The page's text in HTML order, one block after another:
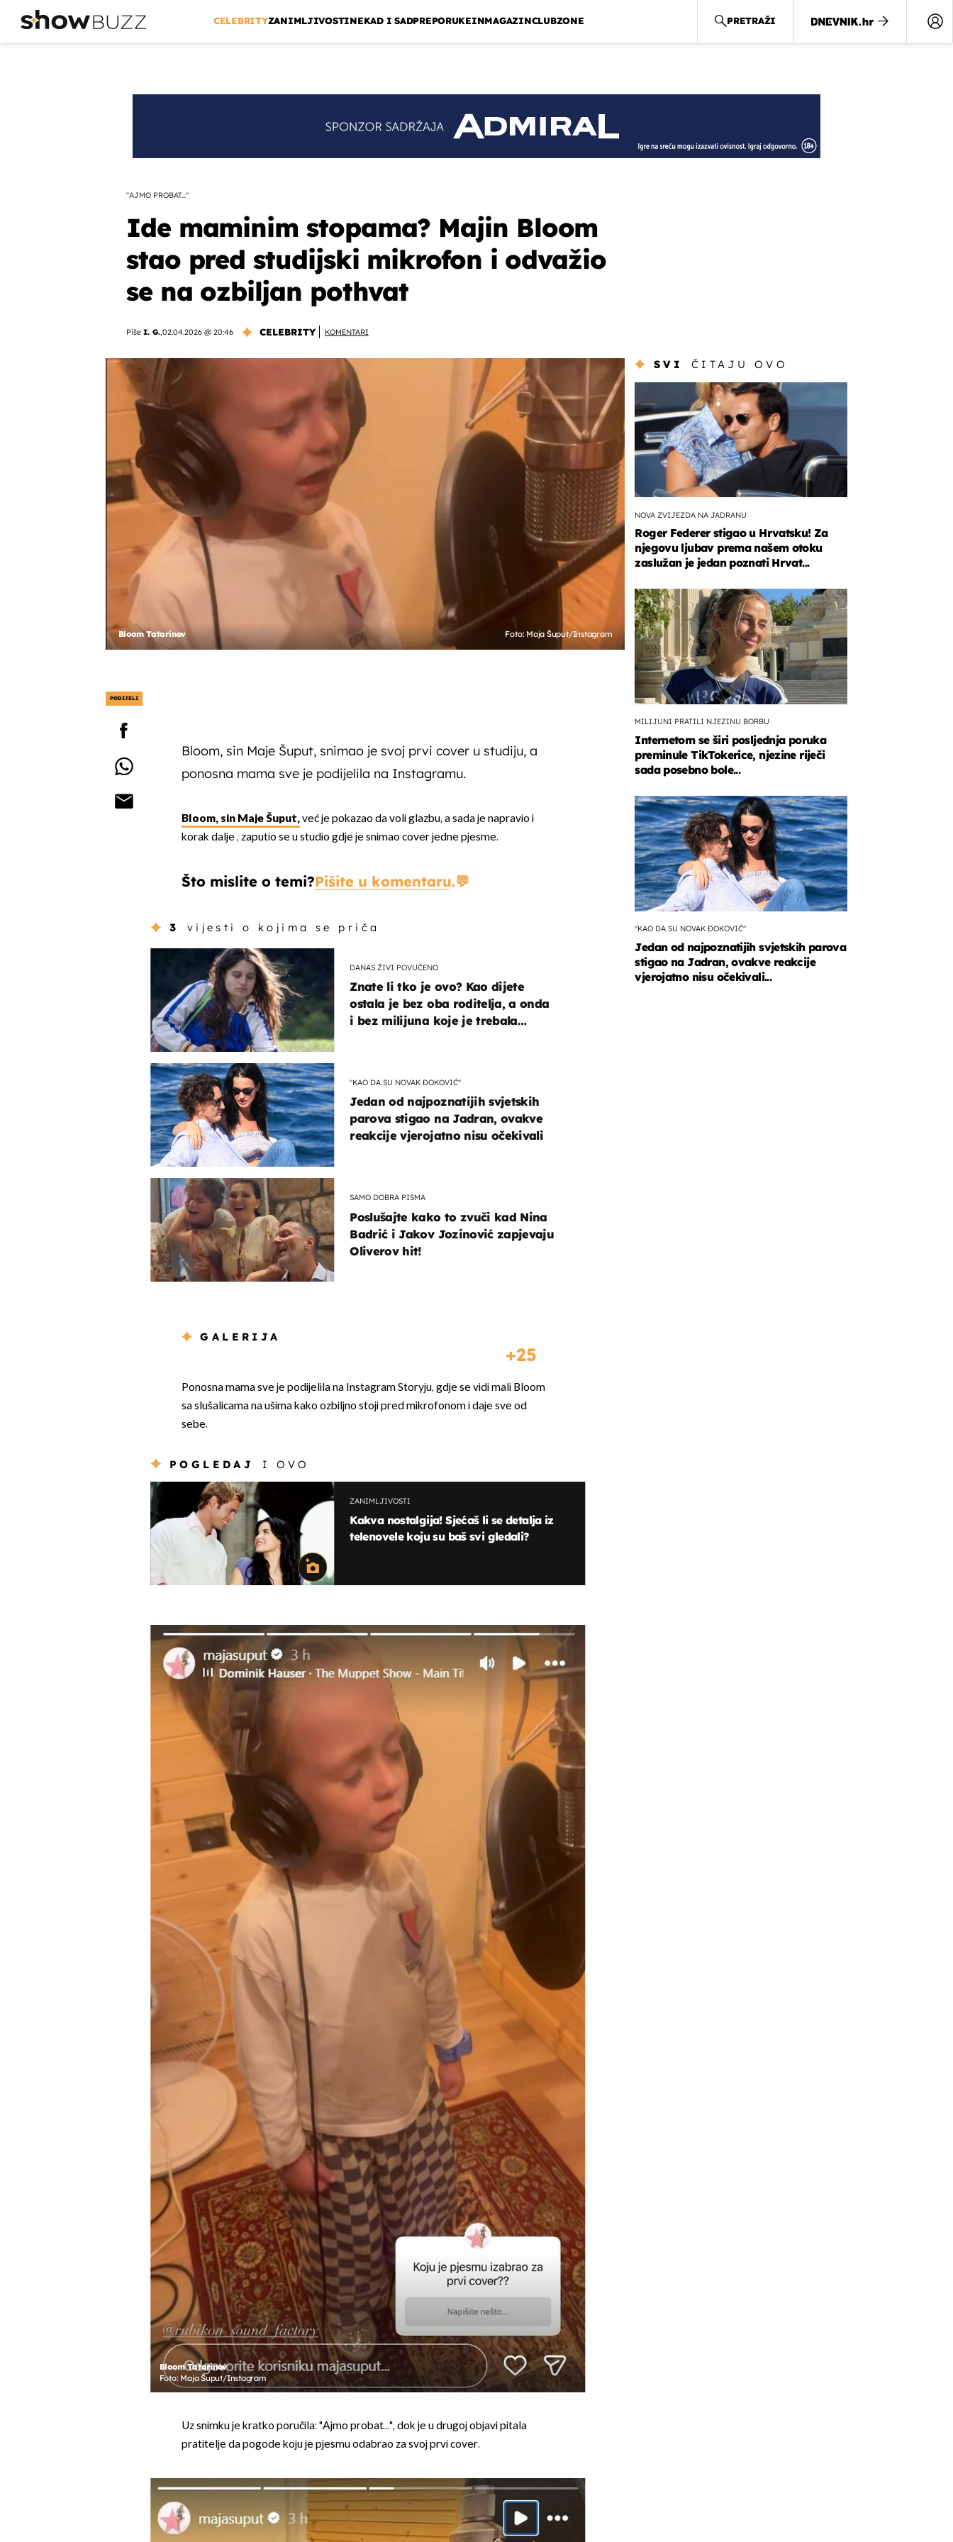
CELEBRITYZANIMLJIVOSTINEKAD I SADPREPORUKEINMAGAZINCLUBZONE PRETRAŽI
"AJMO PROBAT..."
Ide maminim stopama? Majin Bloom
stao pred studijski mikrofon i odvažio
se na ozbiljan pothvat
Piše I. G.,02.04.2026 @ 20:46 CELEBRITY KOMENTARI
Bloom Tatarinov Foto: Maja Šuput/Instagram
PODIJELI
Bloom, sin Maje Šuput, snimao je svoj prvi cover u studiju, a
ponosna mama sve je podijelila na Instagramu.
Bloom, sin Maje Šuput,već je pokazao da voli glazbu, a sada je napravio i
korak dalje , zaputio se u studio gdje je snimao cover jedne pjesme.
Što mislite o temi?Pišite u komentaru.
3 vijesti o kojima se priča
DANAS ŽIVI POVUČENO
Znate li tko je ovo? Kao dijete
ostala je bez oba roditelja, a onda
i bez milijuna koje je trebala
"KAO DA SU NOVAK ĐOKOVIĆ"
Jedan od najpoznatijih svjetskih
parova stigao na Jadran, ovakve
reakcije vjerojatno nisu očekivali
SAMO DOBRA PISMA
Poslušajte kako to zvuči kad Nina
Badrić i Jakov Jozinović zapjevaju
Oliverov hit!
GALERIJA
25
Ponosna mama sve je podijelila na Instagram Storyju, gdje se vidi mali Bloom
sa slušalicama na ušima kako ozbiljno stoji pred mikrofonom i daje sve od
sebe.
POGLEDAJ I OVO
ZANIMLJIVOSTI
Kakva nostalgija! Sjećaš li se detalja iz
telenovele koju su baš svi gledali?
Bloom Tatarinov
Foto: Maja Šuput/Instagram
Uz snimku je kratko poručila: "Ajmo probat...", dok je u drugoj objavi pitala
pratitelje da pogode koju je pjesmu odabrao za svoj prvi cover.
SVI ČITAJU OVO
NOVA ZVIJEZDA NA JADRANU
Roger Federer stigao u Hrvatsku! Za
njegovu ljubav prema našem otoku
zaslužan je jedan poznati Hrvat...
MILIJUNI PRATILI NJEZINU BORBU
Internetom se širi posljednja poruka
preminule TikTokerice, njezine riječi
sada posebno bole...
"KAO DA SU NOVAK ĐOKOVIĆ"
Jedan od najpoznatijih svjetskih parova
stigao na Jadran, ovakve reakcije
vjerojatno nisu očekivali...
OMOGUĆI OBAVIJESTI